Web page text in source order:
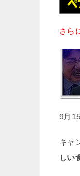
さら
9月
キャ
しい